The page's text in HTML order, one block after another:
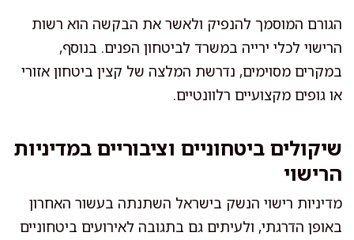
הגורם המוסמך להנפיק ולאשר את הבקשה הוא רשות
הרישוי לכלי ירייה במשרד לביטחון הפנים. בנוסף,
במקרים מסוימים, נדרשת המלצה של קצין ביטחון אזורי
או גופים מקצועיים רלוונטיים.
שיקולים ביטחוניים וציבוריים במדיניות
הרישוי
מדיניות רישוי הנשק בישראל השתנתה בעשור האחרון
באופן הדרגתי, ולעיתים גם בתגובה לאירועים ביטחוניים